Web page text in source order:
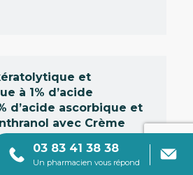
et
à 1% d’acide
d’acide ascorbique et
avec Crème
03 83 41 38 38
Un pharmacien vous répond